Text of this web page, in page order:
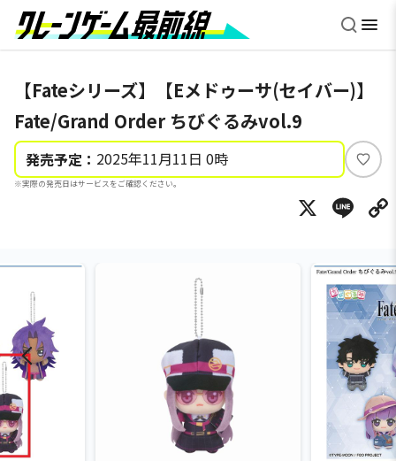
【Fateシリーズ】【Eメドゥーサ(セイバー)】
Fate/Grand Order ちびぐるみvol.9
発売予定： 2025年11月11日 0時
※実際の発売日はサービスをご確認ください。
い
ね
X